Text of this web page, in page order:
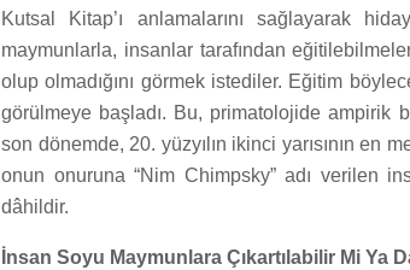
Kutsal Kitap’ı anlamalarını sağlayarak
maymunlarla, insanlar tarafından
olup olmadığını görmek istediler. Eğitim
görülmeye başladı. Bu, primatolojide ampirik
son dönemde, 20. yüzyılın ikinci yarısının en
onun onuruna “Nim Chimpsky” adı verilen
dâhildir.
İnsan Soyu Maymunlara Çıkartılabilir Mi Ya